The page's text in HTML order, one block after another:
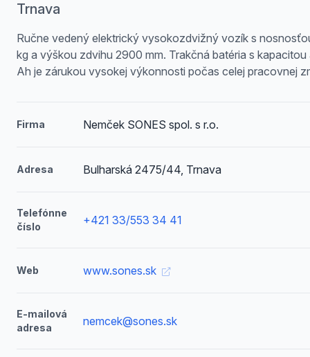
Trnava
Ručne vedený elektrický vysokozdvižný vozík s
kg a výškou zdvihu 2900 mm. Trakčná batéria s kapacitou
Ah je zárukou vysokej výkonnosti počas celej pracovnej
Firma Nemček SONES spol. s r.o.
Adresa Bulharská 2475/44, Trnava
Telefónne
číslo
+421 33/553 34 41
Web www.sones.sk
E-mailová
adresa
nemcek@sones.sk